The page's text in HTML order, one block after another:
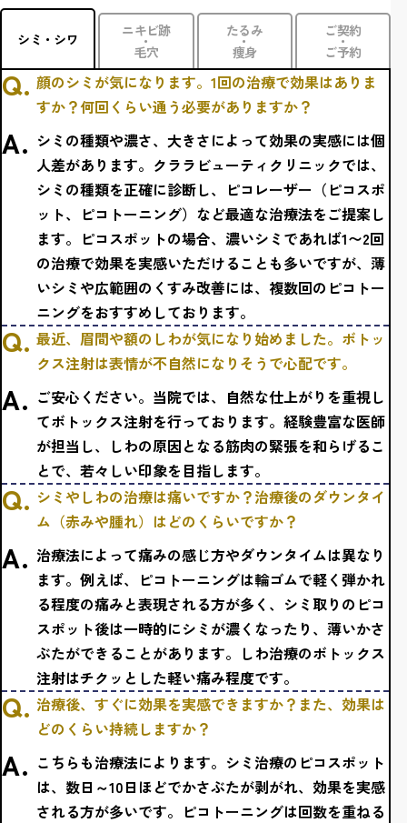
シミ・シワ ニキビ跡
・
毛穴
たるみ
・
痩身
ご契約
・
ご予約
顔のシミが気になります。1回の治療で効果はありま
すか？何回くらい通う必要がありますか？
シミの種類や濃さ、大きさによって効果の実感には個
人差があります。クララビューティクリニックでは、
シミの種類を正確に診断し、ピコレーザー（ピコスポ
ット、ピコトーニング）など最適な治療法をご提案し
ます。ピコスポットの場合、濃いシミであれば1〜2回
の治療で効果を実感いただけることも多いですが、薄
いシミや広範囲のくすみ改善には、複数回のピコトー
ニングをおすすめしております。
最近、眉間や額のしわが気になり始めました。ボトッ
クス注射は表情が不自然になりそうで心配です。
ご安心ください。当院では、自然な仕上がりを重視し
てボトックス注射を行っております。経験豊富な医師
が担当し、しわの原因となる筋肉の緊張を和らげるこ
とで、若々しい印象を目指します。
シミやしわの治療は痛いですか？治療後のダウンタイ
ム（赤みや腫れ）はどのくらいですか？
治療法によって痛みの感じ方やダウンタイムは異なり
ます。例えば、ピコトーニングは輪ゴムで軽く弾かれ
る程度の痛みと表現される方が多く、シミ取りのピコ
スポット後は一時的にシミが濃くなったり、薄いかさ
ぶたができることがあります。しわ治療のボトックス
注射はチクッとした軽い痛み程度です。
治療後、すぐに効果を実感できますか？また、効果は
どのくらい持続しますか？
こちらも治療法によります。シミ治療のピコスポット
は、数日～10日ほどでかさぶたが剥がれ、効果を実感
される方が多いです。ピコトーニングは回数を重ねる